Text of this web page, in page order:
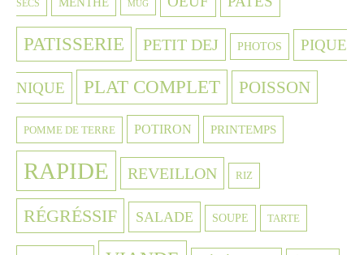
SECS MUG
PATISSERIE PETIT DEJ PHOTOS PIQUE
NIQUE PLAT COMPLET POISSON
POMME DE TERRE POTIRON PRINTEMPS
RAPIDE REVEILLON RIZ
RÉGRÉSSIF SALADE SOUPE TARTE